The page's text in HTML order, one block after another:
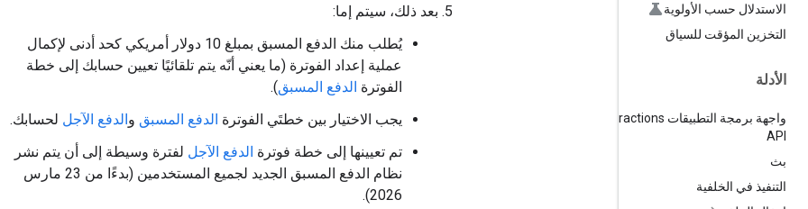
الاستدلال حسب الأولوية
التخزين المؤقت للسياق
الأدلة
واجهة برمجة التطبيقات Interactions
API
بث
التنفيذ في الخلفية
بعد ذلك، سيتم إما:
يُطلب منك الدفع المسبق بمبلغ 10 دولار أمريكي كحد أدنى لإكمال
عملية إعداد الفوترة (ما يعني أنّه يتم تلقائيًا تعيين حسابك إلى خطة
الفوترة الدفع المسبق).
يجب الاختيار بين خطتَي الفوترة الدفع المسبق والدفع الآجل لحسابك.
تم تعيينها إلى خطة فوترة الدفع الآجل لفترة وسيطة إلى أن يتم نشر
نظام الدفع المسبق الجديد لجميع المستخدمين (بدءًا من 23 مارس
2026).